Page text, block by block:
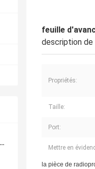
feuille
description de
Propriétés:
Taille:
Port:
Mettre en
la pièce de